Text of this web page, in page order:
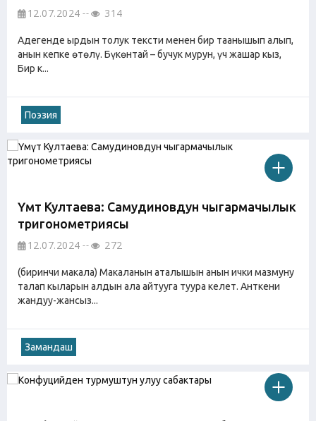
12.07.2024 314
Адегенде ырдын толук тексти менен бир таанышып алып,
анын кепке өтөлү. Бүкөнтай – бучук мурун, үч жашар кыз,
Бир к...
Поэзия
Үмүт Култаева: Самудиновдун чыгармачылык
тригонометриясы
12.07.2024 272
(биринчи макала) Макаланын аталышын анын ички мазмуну
талап кыларын алдын ала айтууга туура келет. Анткени
жандуу-жансыз...
Замандаш